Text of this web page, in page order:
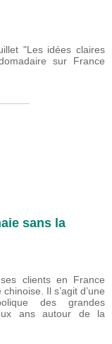
"Les idées claires
sur France
sans la
clients en France
Il s’agit d’une
des grandes
ans autour de la